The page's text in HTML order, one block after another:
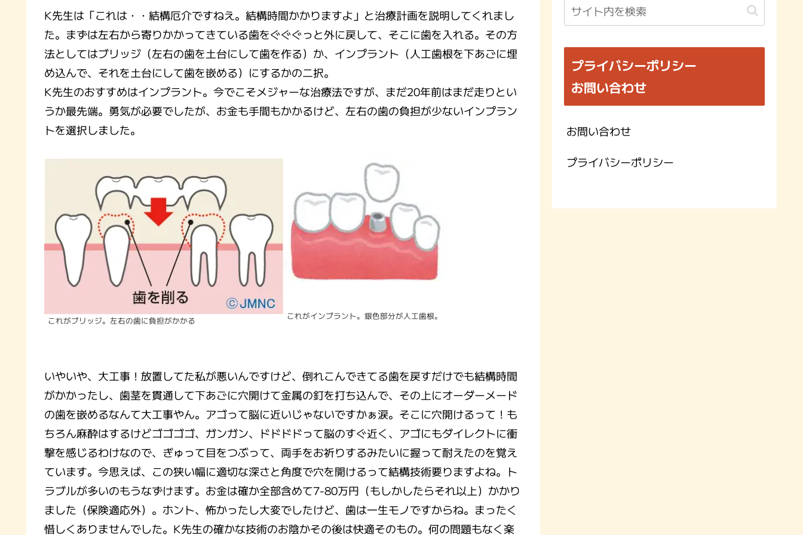
K先生は「これは・・結構厄介ですねえ。結構時間かかりますよ」と治療計画を説明してくれまし
た。まずは左右から寄りかかってきている歯をぐぐぐっと外に戻して、そこに歯を入れる。その方
法としてはブリッジ（左右の歯を土台にして歯を作る）か、インプラント（人工歯根を下あごに埋
め込んで、それを土台にして歯を嵌める）にするかの二択。
K先生のおすすめはインプラント。今でこそメジャーな治療法ですが、まだ20年前はまだ走りとい
うか最先端。勇気が必要でしたが、お金も手間もかかるけど、左右の歯の負担が少ないインプラン
トを選択しました。
これがブリッジ。左右の歯に負担がかかる これがインプラント。銀色部分が人工歯根。
いやいや、大工事！放置してた私が悪いんですけど、倒れこんできてる歯を戻すだけでも結構時間
がかかったし、歯茎を貫通して下あごに穴開けて金属の釘を打ち込んで、その上にオーダーメード
の歯を嵌めるなんて大工事やん。アゴって脳に近いじゃないですかぁ涙。そこに穴開けるって！も
ちろん麻酔はするけどゴゴゴゴ、ガンガン、ドドドドって脳のすぐ近く、アゴにもダイレクトに衝
撃を感じるわけなので、ぎゅって目をつぶって、両手をお祈りするみたいに握って耐えたのを覚え
ています。今思えば、この狭い幅に適切な深さと角度で穴を開けるって結構技術要りますよね。ト
ラブルが多いのもうなずけます。お金は確か全部含めて7-80万円（もしかしたらそれ以上）かかり
ました（保険適応外）。ホント、怖かったし大変でしたけど、歯は一生モノですからね。まったく
惜しくありませんでした。K先生の確かな技術のお陰かその後は快適そのもの。何の問題もなく楽
プライバシーポリシー
お問い合わせ
お問い合わせ
プライバシーポリシー